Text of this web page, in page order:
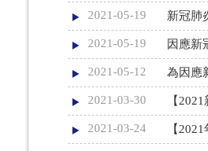
2021-05-19 新冠肺
2021-05-19 因應新
2021-05-12 為因應
2021-03-30 【
2021-03-24 【